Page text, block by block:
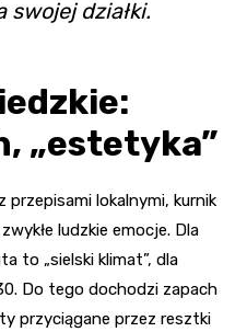
działki.
„estetyka”
przepisami lokalnymi, kurnik
ludzkie emocje. Dla
to „sielski klimat”, dla
Do tego dochodzi zapach
przyciągane przez resztki